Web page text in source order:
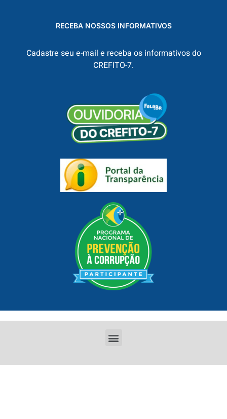
RECEBA NOSSOS INFORMATIVOS
Cadastre seu e-mail e receba os informativos do
CREFITO-7.